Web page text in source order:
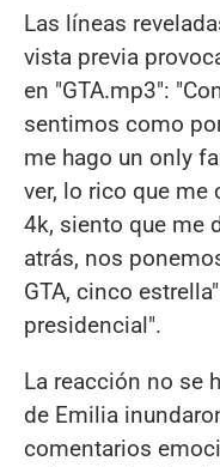
Las líneas
vista previa
en "GTA.mp3":
sentimos como
me hago un only
ver, lo rico que me
4k, siento que me
atrás, nos
GTA, cinco
presidencial".
La reacción no se
de Emilia
comentarios